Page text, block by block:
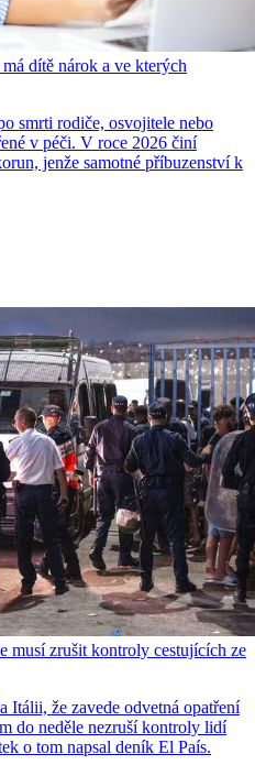
dítě nárok a ve kterých
smrti rodiče, osvojitele nebo
v péči. V roce 2026 činí
jenže samotné příbuzenství k
musí zrušit kontroly cestujících ze
Itálii, že zavede odvetná opatření
do neděle nezruší kontroly lidí
o tom napsal deník El País.